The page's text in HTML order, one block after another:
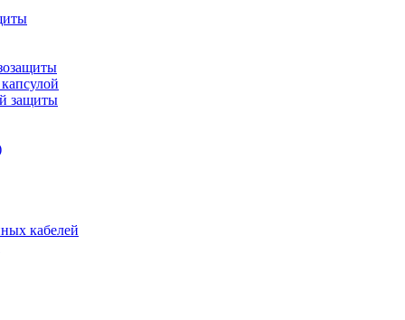
защиты
кабелей